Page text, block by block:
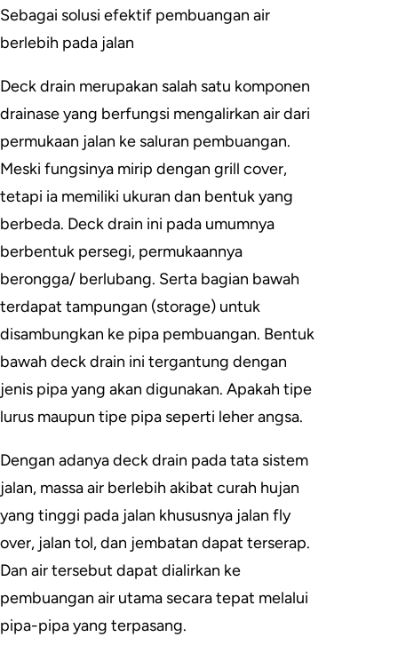
Sebagai solusi efektif pembuangan air
berlebih pada jalan
Deck drain merupakan salah satu komponen
drainase yang berfungsi mengalirkan air dari
permukaan jalan ke saluran pembuangan.
Meski fungsinya mirip dengan grill cover,
tetapi ia memiliki ukuran dan bentuk yang
berbeda. Deck drain ini pada umumnya
berbentuk persegi, permukaannya
berongga/ berlubang. Serta bagian bawah
terdapat tampungan (storage) untuk
disambungkan ke pipa pembuangan. Bentuk
bawah deck drain ini tergantung dengan
jenis pipa yang akan digunakan. Apakah tipe
lurus maupun tipe pipa seperti leher angsa.
Dengan adanya deck drain pada tata sistem
jalan, massa air berlebih akibat curah hujan
yang tinggi pada jalan khususnya jalan fly
over, jalan tol, dan jembatan dapat terserap.
Dan air tersebut dapat dialirkan ke
pembuangan air utama secara tepat melalui
pipa-pipa yang terpasang.